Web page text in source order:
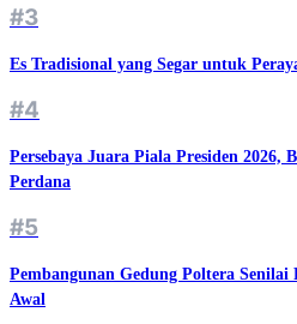
#3
Es Tradisional yang Segar untuk
#4
Persebaya Juara Piala Presiden 2026,
Perdana
#5
Pembangunan Gedung Poltera
Awal